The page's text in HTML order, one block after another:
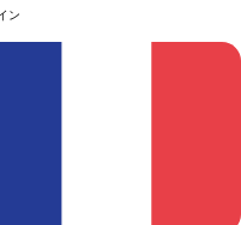
があり価格が同様の場合は自動的に
い。
ン